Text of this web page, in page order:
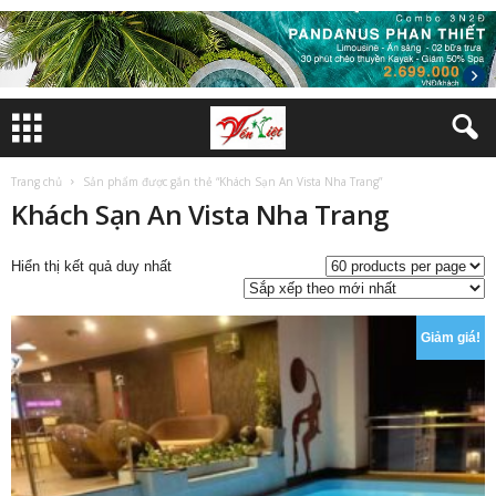
Trang chủ Sản phẩm được gắn thẻ “Khách Sạn An Vista Nha Trang”
Khách Sạn An Vista Nha Trang
Hiển thị kết quả duy nhất
Giảm giá!